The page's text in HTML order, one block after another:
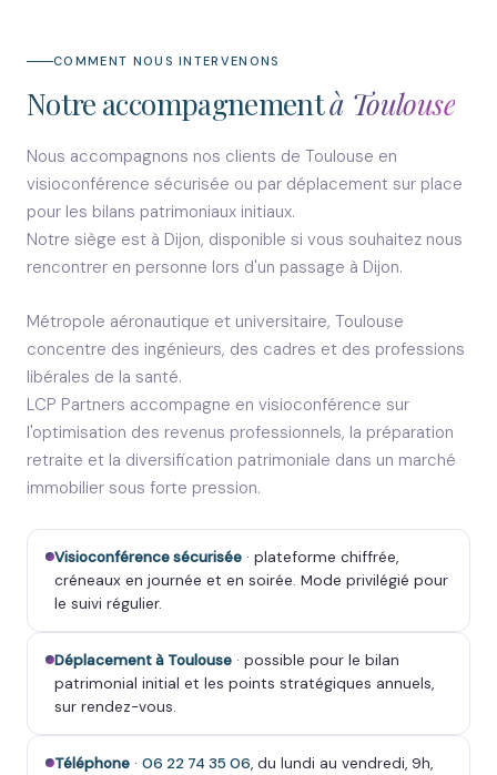
COMMENT NOUS INTERVENONS
Notre accompagnementà Toulouse
Nous accompagnons nos clients de Toulouse en
visioconférence sécurisée ou par déplacement sur place
pour les bilans patrimoniaux initiaux.
Notre siège est à Dijon, disponible si vous souhaitez nous
rencontrer en personne lors d'un passage à Dijon.
Métropole aéronautique et universitaire, Toulouse
concentre des ingénieurs, des cadres et des professions
libérales de la santé.
LCP Partners accompagne en visioconférence sur
l'optimisation des revenus professionnels, la préparation
retraite et la diversification patrimoniale dans un marché
immobilier sous forte pression.
Visioconférence sécurisée · plateforme chiffrée,
créneaux en journée et en soirée. Mode privilégié pour
le suivi régulier.
Déplacement à Toulouse · possible pour le bilan
patrimonial initial et les points stratégiques annuels,
sur rendez-vous.
Téléphone · 06 22 74 35 06, du lundi au vendredi, 9h,